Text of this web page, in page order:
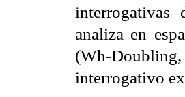
interrogativas
analiza en
(Wh-
interrogativo